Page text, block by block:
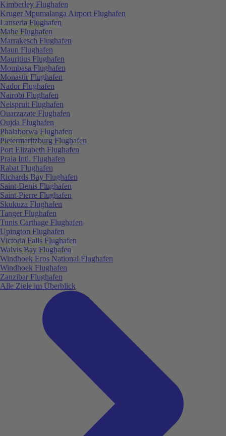
Kimberley Flughafen
Kruger Mpumalanga Airport Flughafen
Lanseria Flughafen
Mahe Flughafen
Marrakesch Flughafen
Maun Flughafen
Mauritius Flughafen
Mombasa Flughafen
Monastir Flughafen
Nador Flughafen
Nairobi Flughafen
Nelspruit Flughafen
Ouarzazate Flughafen
Oujda Flughafen
Phalaborwa Flughafen
Pietermaritzburg Flughafen
Port Elizabeth Flughafen
Praia Intl. Flughafen
Rabat Flughafen
Richards Bay Flughafen
Saint-Denis Flughafen
Saint-Pierre Flughafen
Skukuza Flughafen
Tanger Flughafen
Tunis Carthage Flughafen
Upington Flughafen
Victoria Falls Flughafen
Walvis Bay Flughafen
Windhoek Eros National Flughafen
Windhoek Flughafen
Zanzibar Flughafen
Alle Ziele im Überblick